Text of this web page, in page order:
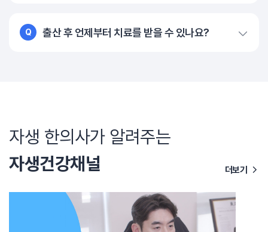
Q 출산 후 언제부터 치료를 받을 수 있나요?
자생 한의사가 알려주는
자생건강채널
더보기